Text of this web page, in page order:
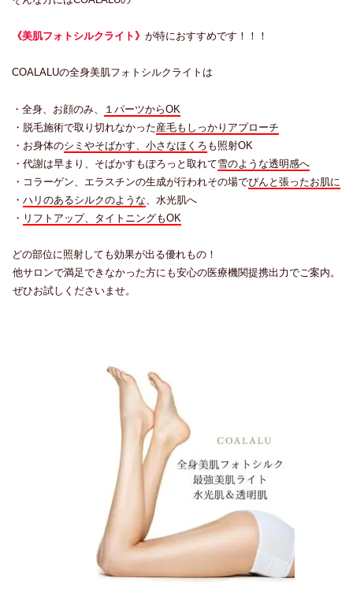
《美肌フォトシルクライト》 が特におすすめです！！！
COALALUの全身美肌フォトシルクライトは
・全身、お顔のみ、
１パーツからOK
・脱毛施術で取り切れなかった産毛もしっかりアプローチ
・お身体のシミやそばかす、小さなほくろ も照射OK
・代謝は早まり、そばかすもぽろっと取れて雪のような透明感へ
・コラーゲン、エラスチンの生成が行われその場でぴんと張ったお肌に
・ ハリのあるシルクのような 、水光肌へ
・ リフトアップ、タイトニングもOK
どの部位に照射しても効果が出る優れもの！
他サロンで満足できなかった方にも安心の医療機関提携出力でご案内。
ぜひお試しくださいませ。